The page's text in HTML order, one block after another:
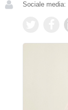
Sociale media: